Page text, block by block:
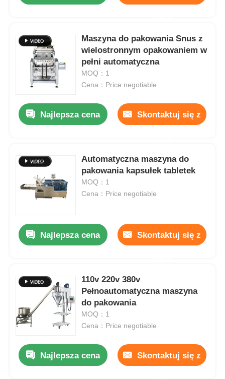
Maszyna do pakowania Snus z
wielostronnym opakowaniem w
pełni automatyczna
MOQ：1
Cena：Price negotiable
Najlepsza cena Skontaktuj się z
Automatyczna maszyna do
pakowania kapsułek tabletek
MOQ：1
Cena：Price negotiable
Najlepsza cena Skontaktuj się z
110v 220v 380v
Pełnoautomatyczna maszyna
do pakowania
MOQ：1
Cena：Price negotiable
Najlepsza cena Skontaktuj się z